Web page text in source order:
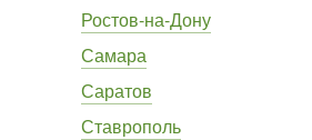
Ростов-на-Дону
Самара
Саратов
Ставрополь